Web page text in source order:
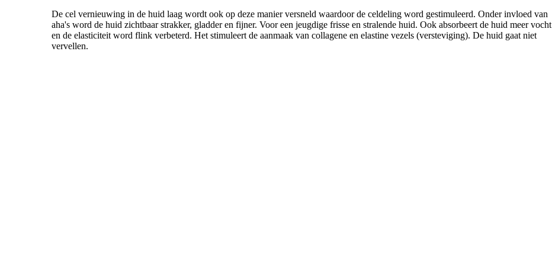
De cel vernieuwing in de huid laag wordt ook op deze manier versneld waardoor de celdeling word gestimuleerd. Onder invloed van
aha's word de huid zichtbaar strakker, gladder en fijner. Voor een jeugdige frisse en stralende huid. Ook absorbeert de huid meer vocht
en de elasticiteit word flink verbeterd. Het stimuleert de aanmaak van collagene en elastine vezels (versteviging). De huid gaat niet
vervellen.